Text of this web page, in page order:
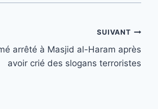
SUIVANT
arrêté à Masjid al-Haram après
avoir crié des slogans terroristes